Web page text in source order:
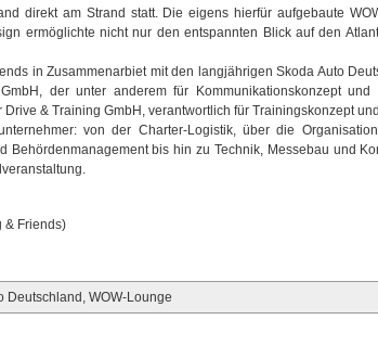
direkt am Strand statt. Die eigens hierfür aufgebaute
ermöglichte nicht nur den entspannten Blick auf den
in Zusammenarbiet mit den langjährigen Skoda Auto
der unter anderem für Kommunikationskonzept und
& Training GmbH, verantwortlich für Trainingskonzept
von der Charter-Logistik, über die
Behördenmanagement bis hin zu Technik, Messebau und
& Friends)
Deutschland , WOW-Lounge